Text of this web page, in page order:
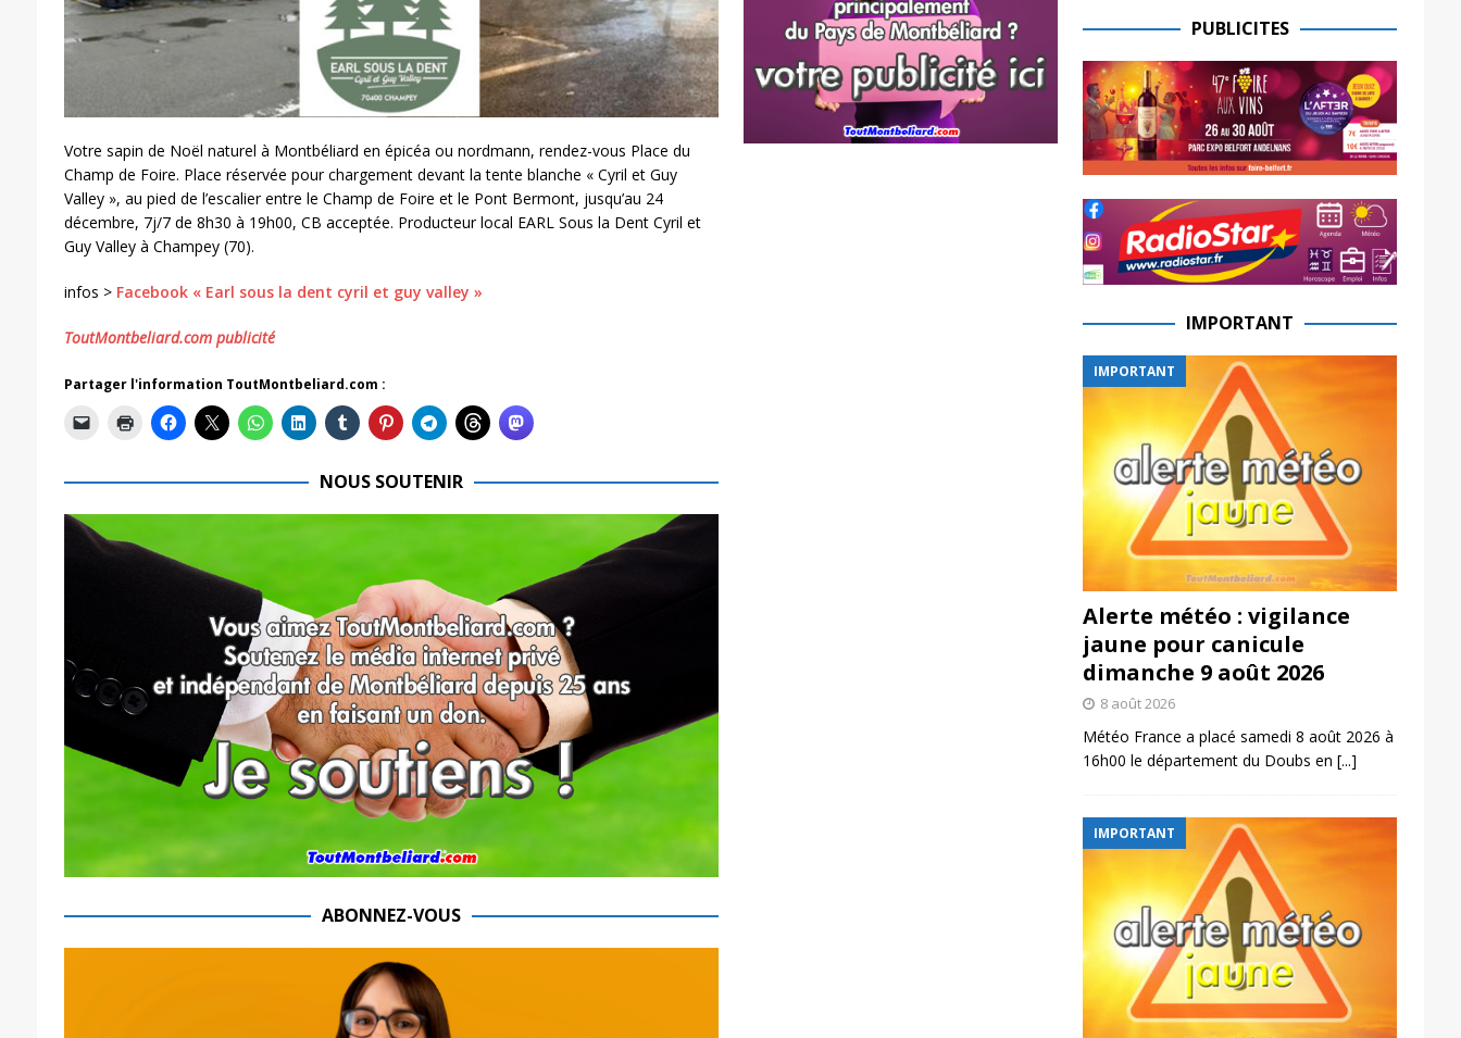
Votre sapin de Noël naturel à Montbéliard en épicéa ou nordmann, rendez-vous Place du
Champ de Foire. Place réservée pour chargement devant la tente blanche « Cyril et Guy
Valley », au pied de l’escalier entre le Champ de Foire et le Pont Bermont, jusqu’au 24
décembre, 7j/7 de 8h30 à 19h00, CB acceptée. Producteur local EARL Sous la Dent Cyril et
Guy Valley à Champey (70).
infos > Facebook « Earl sous la dent cyril et guy valley »
ToutMontbeliard.com publicité
Partager l'information ToutMontbeliard.com :
NOUS SOUTENIR
ABONNEZ-VOUS
PUBLICITES
IMPORTANT
IMPORTANT
Alerte météo : vigilance
jaune pour canicule
dimanche 9 août 2026
8 août 2026
Météo France a placé samedi 8 août 2026 à
16h00 le département du Doubs en [...]
IMPORTANT